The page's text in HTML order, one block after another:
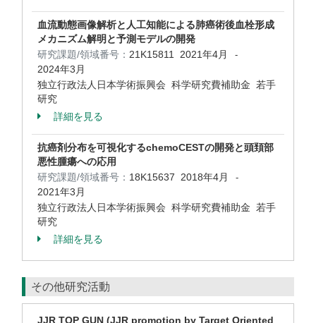
血流動態画像解析と人工知能による肺癌術後血栓形成
メカニズム解明と予測モデルの開発
研究課題/領域番号： 21K15811 2021年4月 -
2024年3月
独立行政法人日本学術振興会 科学研究費補助金 若手
研究
詳細を見る
抗癌剤分布を可視化するchemoCESTの開発と頭頚部
悪性腫瘍への応用
研究課題/領域番号： 18K15637 2018年4月 -
2021年3月
独立行政法人日本学術振興会 科学研究費補助金 若手
研究
詳細を見る
その他研究活動
JJR TOP GUN (JJR promotion by Target Oriented